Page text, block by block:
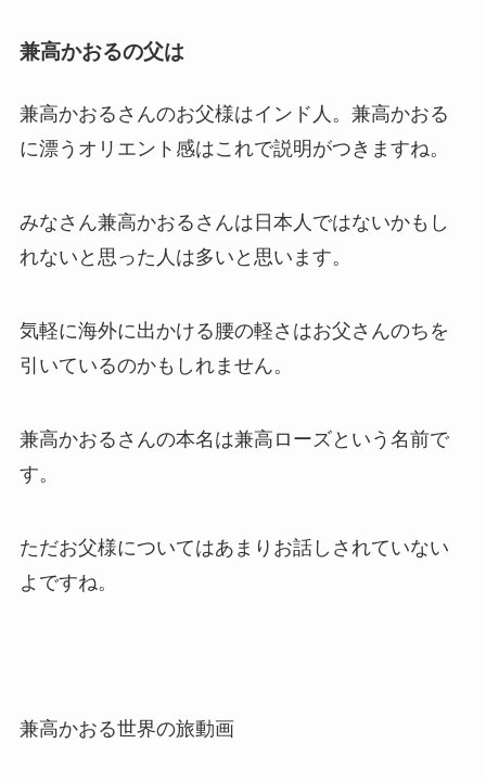
兼高かおるの父は
兼高かおるさんのお父様はインド人。兼高かおる
に漂うオリエント感はこれで説明がつきますね。
みなさん兼高かおるさんは日本人ではないかもし
れないと思った人は多いと思います。
気軽に海外に出かける腰の軽さはお父さんのちを
引いているのかもしれません。
兼高かおるさんの本名は兼高ローズという名前で
す。
ただお父様についてはあまりお話しされていない
よですね。
兼高かおる世界の旅動画